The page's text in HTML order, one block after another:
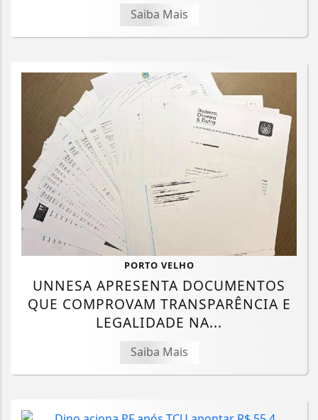
Saiba Mais
PORTO VELHO
UNNESA APRESENTA DOCUMENTOS
QUE COMPROVAM TRANSPARÊNCIA E
LEGALIDADE NA...
Saiba Mais